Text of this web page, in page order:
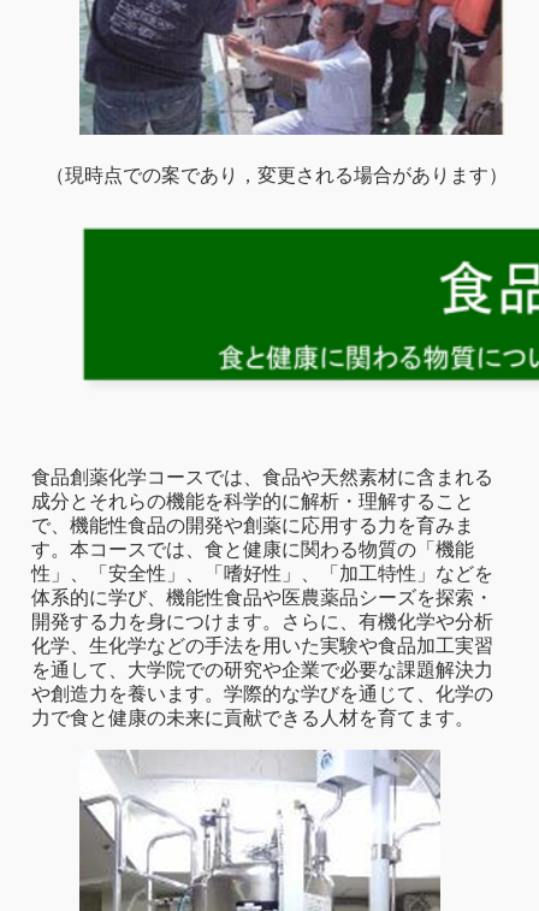
（現時点での案であり，変更される場合があります）
食品創薬化学コースでは、食品や天然素材に含まれる
成分とそれらの機能を科学的に解析・理解すること
で、機能性食品の開発や創薬に応用する力を育みま
す。本コースでは、食と健康に関わる物質の「機能
性」、「安全性」、「嗜好性」、「加工特性」などを
体系的に学び、機能性食品や医農薬品シーズを探索・
開発する力を身につけます。さらに、有機化学や分析
化学、生化学などの手法を用いた実験や食品加工実習
を通して、大学院での研究や企業で必要な課題解決力
や創造力を養います。学際的な学びを通じて、化学の
力で食と健康の未来に貢献できる人材を育てます。